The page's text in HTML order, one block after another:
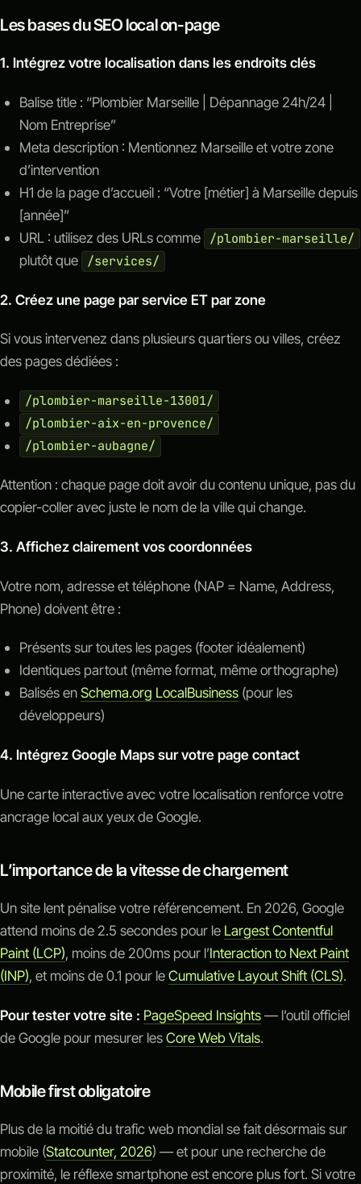
Les bases du SEO local on-page
1. Intégrez votre localisation dans les endroits clés
Balise title : “Plombier Marseille | Dépannage 24h/24 |
Nom Entreprise”
Meta description : Mentionnez Marseille et votre zone
d’intervention
H1 de la page d’accueil : “Votre [métier] à Marseille depuis
[année]”
URL : utilisez des URLs comme
/plombier-marseille/
plutôt que /services/
2. Créez une page par service ET par zone
Si vous intervenez dans plusieurs quartiers ou villes, créez
des pages dédiées :
/plombier-marseille-13001/
/plombier-aix-en-provence/
/plombier-aubagne/
Attention : chaque page doit avoir du contenu unique, pas du
copier-coller avec juste le nom de la ville qui change.
3. Affichez clairement vos coordonnées
Votre nom, adresse et téléphone (NAP = Name, Address,
Phone) doivent être :
Présents sur toutes les pages (footer idéalement)
Identiques partout (même format, même orthographe)
Balisés enSchema.org LocalBusiness (pour les
développeurs)
4. Intégrez Google Maps sur votre page contact
Une carte interactive avec votre localisation renforce votre
ancrage local aux yeux de Google.
L’importance de la vitesse de chargement
Un site lent pénalise votre référencement. En 2026, Google
attend moins de 2.5 secondes pour le Largest Contentful
Paint (LCP), moins de 200ms pour l’Interaction to Next Paint
(INP), et moins de 0.1 pour leCumulative Layout Shift (CLS).
Pour tester votre site : PageSpeed Insights— l’outil officiel
de Google pour mesurer lesCore Web Vitals.
Mobile first obligatoire
Plus de la moitié du trafic web mondial se fait désormais sur
mobile (Statcounter, 2026) — et pour une recherche de
proximité, le réflexe smartphone est encore plus fort. Si votre